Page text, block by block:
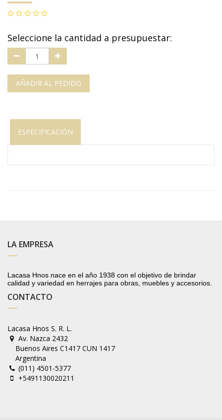
Seleccione la cantidad a presupuestar:
AÑADIR AL PEDIDO
ESPECIFICACIÓN
LA EMPRESA
Lacasa Hnos nace en el año 1938 con el objetivo de brindar
calidad y variedad en herrajes para obras, muebles y accesorios.
CONTACTO
Lacasa Hnos S. R. L.
Av. Nazca 2432
Buenos Aires C1417 CUN 1417
Argentina
(011) 4501-5377
+5491130020211